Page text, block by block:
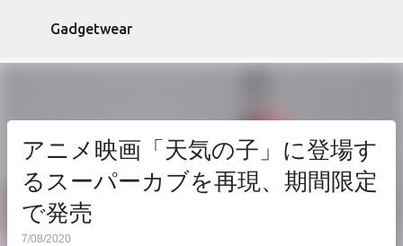
スキップしてメイン コンテンツに移動
Gadgetwear
アニメ映画「天気の子」に登場す
るスーパーカブを再現、期間限定
で発売
7/08/2020